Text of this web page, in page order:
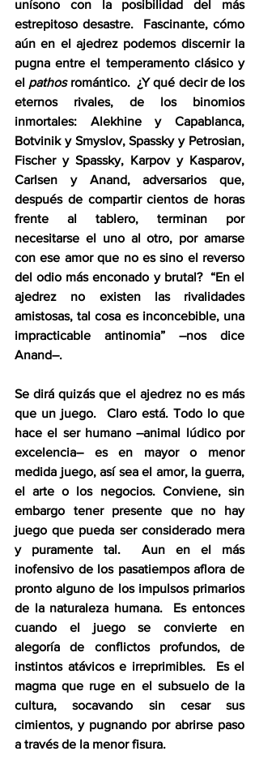
unísono con la posibilidad del más
estrepitoso desastre.  Fascinante, cómo
aún en el ajedrez podemos discernir la
pugna entre el temperamento clásico y
el pathos romántico.  ¿Y qué decir de los
eternos rivales, de los binomios
inmortales: Alekhine y Capablanca,
Botvinik y Smyslov, Spassky y Petrosian,
Fischer y Spassky, Karpov y Kasparov,
Carlsen y Anand, adversarios que,
después de compartir cientos de horas
frente al tablero, terminan por
necesitarse el uno al otro, por amarse
con ese amor que no es sino el reverso
del odio más enconado y brutal?  “En el
ajedrez no existen las rivalidades
amistosas, tal cosa es inconcebible, una
impracticable antinomia” –nos dice
Anand–.
Se dirá quizás que el ajedrez no es más
que un juego.  Claro está. Todo lo que
hace el ser humano –animal lúdico por
excelencia– es en mayor o menor
medida juego, así sea el amor, la guerra,
el arte o los negocios. Conviene, sin
embargo tener presente que no hay
juego que pueda ser considerado mera
y puramente tal.  Aun en el más
inofensivo de los pasatiempos aflora de
pronto alguno de los impulsos primarios
de la naturaleza humana.  Es entonces
cuando el juego se convierte en
alegoría de conflictos profundos, de
instintos atávicos e irreprimibles.  Es el
magma que ruge en el subsuelo de la
cultura, socavando sin cesar sus
cimientos, y pugnando por abrirse paso
a través de la menor fisura.